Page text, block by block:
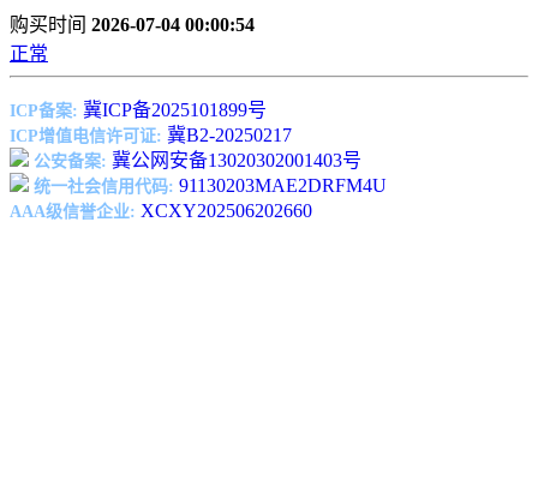
购买时间 2026-07-04 00:00:54
正常
ICP备案: 冀ICP备2025101899号
ICP增值电信许可证: 冀B2-20250217
公安备案: 冀公网安备13020302001403号
统一社会信用代码: 91130203MAE2DRFM4U
AAA级信誉企业: XCXY202506202660